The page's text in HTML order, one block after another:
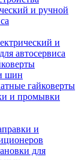
и ручной
и
автосервиса
шин
гайковерты
и промывки
и
для